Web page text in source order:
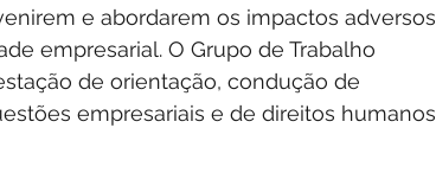
e abordarem os impactos adversos
empresarial. O Grupo de Trabalho
de orientação, condução de
empresariais e de direitos humanos